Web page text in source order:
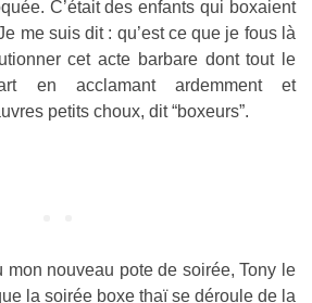
C’était des enfants qui boxaient
me suis dit : qu’est ce que je fous là
cet acte barbare dont tout le
en acclamant ardemment et
petits choux, dit “boxeurs”.
mon nouveau pote de soirée, Tony le
la soirée boxe thaï se déroule de la